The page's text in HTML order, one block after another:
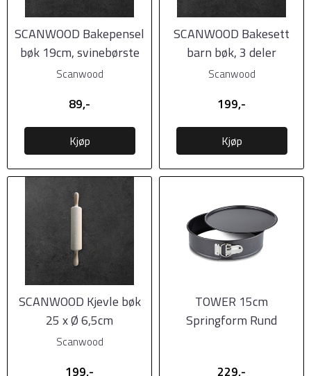
SCANWOOD Bakepensel
bøk 19cm, svinebørste
Scanwood
89,-
Kjøp
SCANWOOD Bakesett
barn bøk, 3 deler
Scanwood
199,-
Kjøp
SCANWOOD Kjevle bøk
25 x Ø 6,5cm
Scanwood
199,-
TOWER 15cm
Springform Rund
229,-